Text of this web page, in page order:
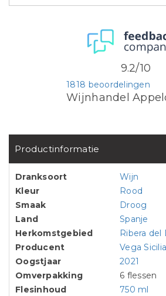
Wijnhandel
1818 beoordelingen
9.2/10
Productinformatie
Dranksoort
Wijn
Kleur
Rood
Smaak
Droog
Land
Spanje
Herkomstgebied
Ribera del
Producent
Vega Sicilia
Oogstjaar
2021
Omverpakking
6 flessen
Flesinhoud
750 ml